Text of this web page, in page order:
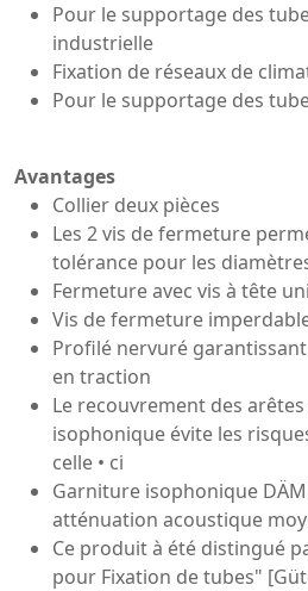
Pour le supportage des
industrielle
Fixation de réseaux de
Pour le supportage des
Avantages
Collier deux pièces
Les 2 vis de fermeture
tolérance pour les
Fermeture avec vis à tête
Vis de fermeture
Profilé nervuré
en traction
Le recouvrement des
isophonique évite les
celle • ci
Garniture isophonique
atténuation acoustique
Ce produit à été distingué
pour Fixation de tubes"